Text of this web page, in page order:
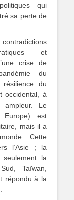
qui
sa perte de
et
crise de
du
résilience du
occidental, à
ampleur. Le
Europe) est
mais il a
Cette
l’Asie ; la
la
Taïwan,
répondu à la